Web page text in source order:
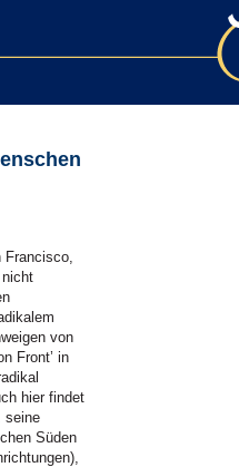
Francisco,
nicht
von
Front’ in
hier findet
seine
Süden